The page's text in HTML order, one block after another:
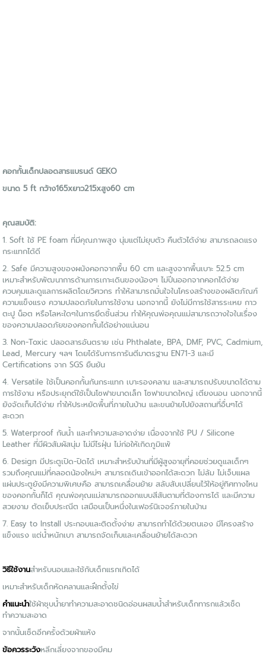
คอกกั้นเด็กปลอดสารแบรนด์ GEKO
ขนาด 5 ft กว้าง165xยาว215xสูง60 cm
คุณสมบัติ:
1. Soft ใช้ PE foam ที่มีคุณภาพสูง นุ่มแต่ไม่ยุบตัว คืนตัวได้ง่าย สามารถลดแรง
กระแทกได้ดี
2. Safe มีความสูงของผนังคอกจากพื้น 60 cm และสูงจากพื้นเบาะ 52.5 cm
เหมาะสำหรับพัฒนาการด้านการเกาะเดินของน้องๆ ไม่ปีนออกจากคอกได้ง่าย
ควบคุมและดูแลการผลิตโดยวิศวกร ทำให้สามารถมั่นใจในโครงสร้างของผลิตภัณฑ์
ความแข็งแรง ความปลอดภัยในการใช้งาน นอกจากนี้ ยังไม่มีการใช้สารระเหย กาว
ตะปู น็อต หรือโลหะใดๆในการยึดชิ้นส่วน ทำให้คุณพ่อคุณแม่สามารถวางใจในเรื่อง
ของความปลอดภัยของคอกกั้นได้อย่างแน่นอน
3. Non-Toxic ปลอดสารอันตราย เช่น Phthalate, BPA, DMF, PVC, Cadmium,
Lead, Mercury ฯลฯ โดยได้รับการการันตีมาตรฐาน EN71-3 และมี
Certifications จาก SGS ยืนยัน
4. Versatile ใช้เป็นคอกกั้นกันกระแทก เบาะรองคลาน และสามารถปรับขนาดได้ตาม
การใช้งาน หรือประยุกต์ใช้เป็นโซฟาขนาดเล็ก โซฟาขนาดใหญ่ เตียงนอน นอกจากนี้
ยังจัดเก็บได้ง่าย ทำให้ประหยัดพื้นที่ภายในบ้าน และขนย้ายไปยังสถานที่อื่นๆได้
สะดวก
5. Waterproof กันน้ำ และทำความสะอาดง่าย เนื่องจากใช้ PU / Silicone
Leather ที่มีผิวสัมผัสนุ่ม ไม่มีไรฝุ่น ไม่ก่อให้เกิดภูมิแพ้
6. Design มีประตูเปิด-ปิดได้ เหมาะสำหรับบ้านที่มีผู้สูงอายุที่คอยช่วยดูแลเด็กๆ
รวมถึงคุณแม่ที่คลอดน้องใหม่ๆ สามารถเดินเข้าออกได้สะดวก ไม่ล้ม ไม่เจ็บแผล
แผ่นประตูยังมีความพิเศษคือ สามารถเคลื่อนย้าย สลับสับเปลี่ยนไว้ให้อยู่ทิศทางไหน
ของคอกกั้นก็ได้ คุณพ่อคุณแม่สามารถออกแบบสีสันตามที่ต้องการได้ และมีความ
สวยงาม ตัดเย็บประณีต เสมือนเป็นหนึ่งในเฟอร์นิเจอร์ภายในบ้าน
7. Easy to Install ประกอบและติดตั้งง่าย สามารถทำได้ด้วยตนเอง มีโครงสร้าง
แข็งแรง แต่น้ำหนักเบา สามารถจัดเก็บและเคลื่อนย้ายได้สะดวก
วิธีใช้งานสำหรับนอนและใช้กับเด็กแรกเกิดได้
เหมาะสำหรับเด็กหัดคลานและฝึกตั้งไข่
คำแนะนำใช้ผ้าชุบน้ำยาทำความสะอาดชนิดอ่อนผสมน้ำสำหรับเด็กทารกแล้วเช็ด
ทำความสะอาด
จากนั้นเช็ดอีกครั้งด้วยผ้าแห้ง
ข้อควรระวังหลีกเลี่ยงจากของมีคม